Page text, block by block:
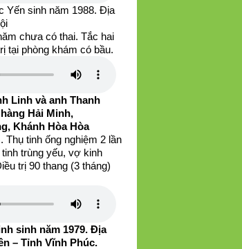
Yến sinh năm 1988. Địa
chưa có thai. Tắc hai
tại phòng khám có bầu.
Linh và anh Thanh
Hải Minh,
Khánh Hòa Hòa
Thụ tinh ống nghiệm 2 lần
trùng yếu, vợ kinh
trị 90 thang (3 tháng)
sinh năm 1979. Địa
– Tỉnh Vĩnh Phúc.